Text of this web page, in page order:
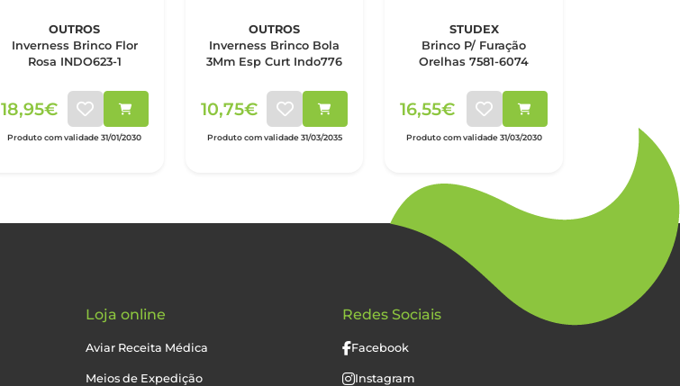
OUTROS
Inverness Brinco Flor
Rosa INDO623-1
18,95€
Produto com validade 31/01/2030
OUTROS
Inverness Brinco Bola
3Mm Esp Curt Indo776
10,75€
Produto com validade 31/03/2035
STUDEX
Brinco P/ Furação
Orelhas 7581-6074
16,55€
Produto com validade 31/03/2030 Produto com
Loja online
Aviar Receita Médica
Meios de Expedição
Redes Sociais
Facebook
Instagram